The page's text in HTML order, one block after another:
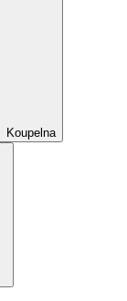
Koupelna